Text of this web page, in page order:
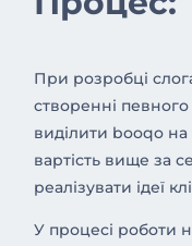
При розробці
створенні
виділити booqo на
вартість вище за
реалізувати ідеї
У процесі роботи